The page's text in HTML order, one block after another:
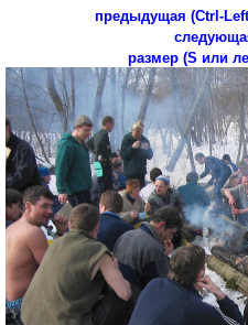
предыдущая (Ctrl-
размер (S или